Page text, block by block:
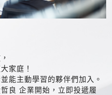
家庭！
能主動學習的夥伴們加入。
良 企業開始，立即投遞履